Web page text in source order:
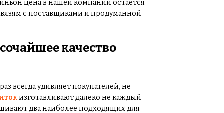
цена в нашей компании остается
с поставщиками и продуманной
качество
всегда удивляет покупателей, не
изготавливают далеко не каждый
два наиболее подходящих для